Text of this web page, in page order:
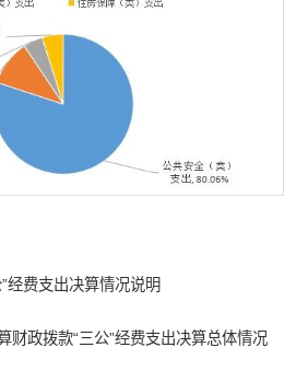
经费支出决算情况说明
财政拨款“三公”经费支出决算总体情况